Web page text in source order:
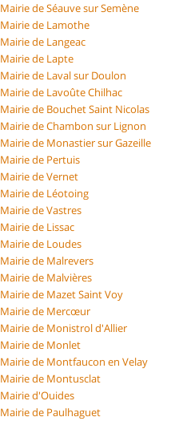
Mairie de Séauve sur Semène
Mairie de Lamothe
Mairie de Langeac
Mairie de Lapte
Mairie de Laval sur Doulon
Mairie de Lavoûte Chilhac
Mairie de Bouchet Saint Nicolas
Mairie de Chambon sur Lignon
Mairie de Monastier sur Gazeille
Mairie de Pertuis
Mairie de Vernet
Mairie de Léotoing
Mairie de Vastres
Mairie de Lissac
Mairie de Loudes
Mairie de Malrevers
Mairie de Malvières
Mairie de Mazet Saint Voy
Mairie de Mercœur
Mairie de Monistrol d'Allier
Mairie de Monlet
Mairie de Montfaucon en Velay
Mairie de Montusclat
Mairie d'Ouides
Mairie de Paulhaguet